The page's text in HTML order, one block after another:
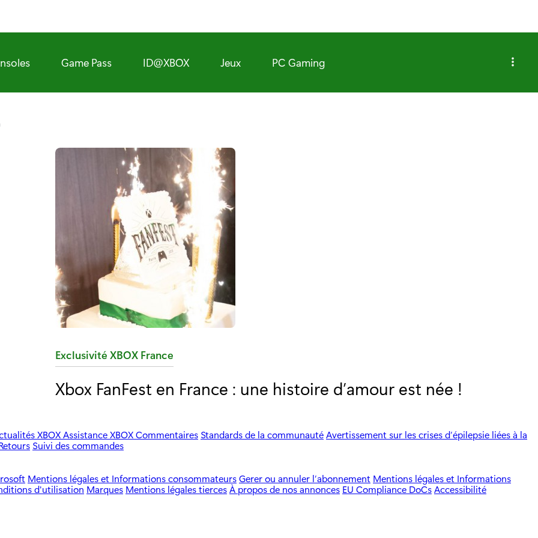
Game Pass ID@XBOX Jeux PC Gaming
C
t
o
i
e
Exclusivité XBOX France
Xbox FanFest en France : une histoire d’amour est née !
XBOXAssistance XBOXCommentaires Standards de la communautéAvertissement sur les crises d’épilepsie liées à la
Suivi des commandes
Mentions légales et Informations consommateursGerer ou annuler l’abonnement Mentions légales et Informations
d'utilisation Marques Mentions légales tiercesÀ propos de nos annonces EU Compliance DoCsAccessibilité